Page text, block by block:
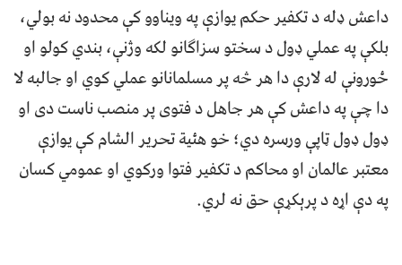
داعش ډله د تکفیر حکم یوازې په ویناوو کې محدود نه بولي،
بلکې په عملي ډول د سختو سزاګانو لکه وژنې، بندي کولو او
ځورونې له لارې دا هر څه پر مسلمانانو عملي کوي او جالبه لا
دا چې په داعش کې هر جاهل د فتوى پر منصب ناست دى او
ډول ډول ټاپې ورسره دي؛ خو هئية تحرير الشام کې یوازې
معتبر عالمان او محاکم د تکفیر فتوا ورکوي او عمومي کسان
په دې اړه د پرېکړې حق نه لري.